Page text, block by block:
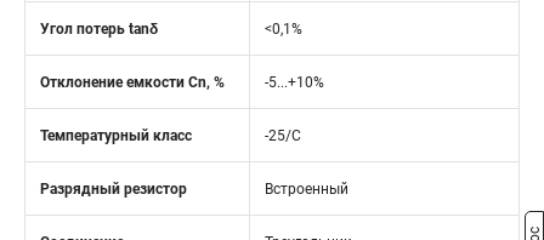
Угол потерь tanδ <0,1%
Отклонение емкости Cn, % -5...+10%
Температурный класс -25/С
Разрядный резистор Встроенный